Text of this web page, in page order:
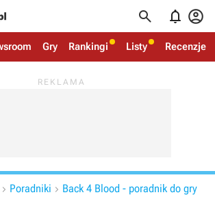
  
Gry Rankingi Listy Recenzje
 Poradniki  Back 4 Blood - poradnik do gry